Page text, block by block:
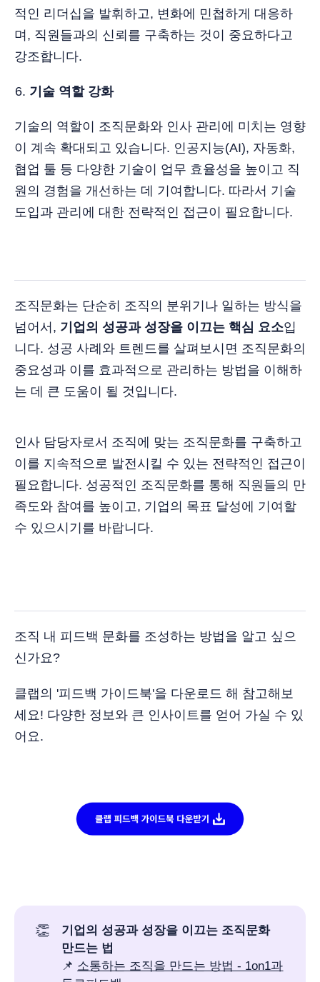
적인 리더십을 발휘하고, 변화에 민첩하게 대응하
며, 직원들과의 신뢰를 구축하는 것이 중요하다고
강조합니다.
기술 역할 강화
기술의 역할이 조직문화와 인사 관리에 미치는 영향
이 계속 확대되고 있습니다. 인공지능(AI), 자동화,
협업 툴 등 다양한 기술이 업무 효율성을 높이고 직
원의 경험을 개선하는 데 기여합니다. 따라서 기술
도입과 관리에 대한 전략적인 접근이 필요합니다.
조직문화는 단순히 조직의 분위기나 일하는 방식을
넘어서, 기업의 성공과 성장을 이끄는 핵심 요소입
니다. 성공 사례와 트렌드를 살펴보시면 조직문화의
중요성과 이를 효과적으로 관리하는 방법을 이해하
는 데 큰 도움이 될 것입니다.
인사 담당자로서 조직에 맞는 조직문화를 구축하고
이를 지속적으로 발전시킬 수 있는 전략적인 접근이
필요합니다. 성공적인 조직문화를 통해 직원들의 만
족도와 참여를 높이고, 기업의 목표 달성에 기여할
수 있으시기를 바랍니다.
조직 내 피드백 문화를 조성하는 방법을 알고 싶으
신가요?
클랩의 '피드백 가이드북'을 다운로드 해 참고해보
세요! 다양한 정보와 큰 인사이트를 얻어 가실 수 있
어요.
👏
기업의 성공과 성장을 이끄는 조직문화
만드는 법
📌 소통하는 조직을 만드는 방법 - 1on1과